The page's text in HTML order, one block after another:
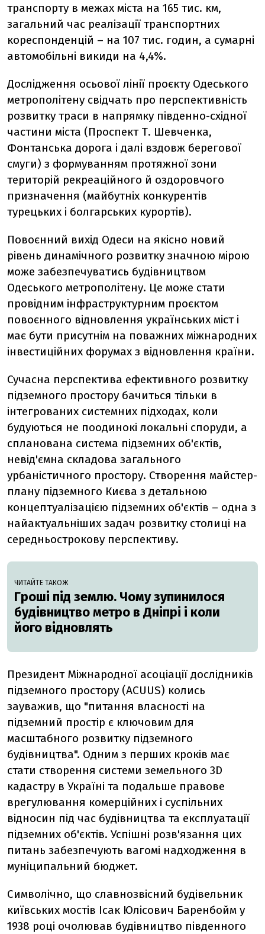
транспорту в межах міста на 165 тис. км,
загальний час реалізації транспортних
кореспонденцій – на 107 тис. годин, а сумарні
автомобільні викиди на 4,4%.
Дослідження осьової лінії проєкту Одеського
метрополітену свідчать про перспективність
розвитку траси в напрямку південно-східної
частини міста (Проспект Т. Шевченка,
Фонтанська дорога і далі вздовж берегової
смуги) з формуванням протяжної зони
територій рекреаційного й оздоровчого
призначення (майбутніх конкурентів
турецьких і болгарських курортів).
Повоєнний вихід Одеси на якісно новий
рівень динамічного розвитку значною мірою
може забезпечуватись будівництвом
Одеського метрополітену. Це може стати
провідним інфраструктурним проєктом
повоєнного відновлення українських міст і
має бути присутнім на поважних міжнародних
інвестиційних форумах з відновлення країни.
Сучасна перспектива ефективного розвитку
підземного простору бачиться тільки в
інтегрованих системних підходах, коли
будуються не поодинокі локальні споруди, а
спланована система підземних об'єктів,
невід'ємна складова загального
урбаністичного простору. Створення майстер-
плану підземного Києва з детальною
концептуалізацією підземних об'єктів – одна з
найактуальніших задач розвитку столиці на
середньострокову перспективу.
ЧИТАЙТЕ ТАКОЖ
Гроші під землю. Чому зупинилося
будівництво метро в Дніпрі і коли
його відновлять
Президент Міжнародної асоціації дослідників
підземного простору (ACUUS) колись
зауважив, що "питання власності на
підземний простір є ключовим для
масштабного розвитку підземного
будівництва". Одним з перших кроків має
стати створення системи земельного 3D
кадастру в Україні та подальше правове
врегулювання комерційних і суспільних
відносин під час будівництва та експлуатації
підземних об'єктів. Успішні розв'язання цих
питань забезпечують вагомі надходження в
муніципальний бюджет.
Символічно, що славнозвісний будівельник
київських мостів Ісак Юлісович Баренбойм у
1938 році очолював будівництво південного